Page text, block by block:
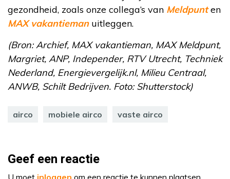
gezondheid, zoals onze collega’s van Meldpunten
MAX vakantiemanuitleggen.
(Bron: Archief, MAX vakantieman, MAX Meldpunt,
Margriet, ANP, Independer, RTV Utrecht, Techniek
Nederland, Energievergelijk.nl, Milieu Centraal,
ANWB, Schilt Bedrijven. Foto: Shutterstock)
airco mobiele airco vaste airco
Geef een reactie